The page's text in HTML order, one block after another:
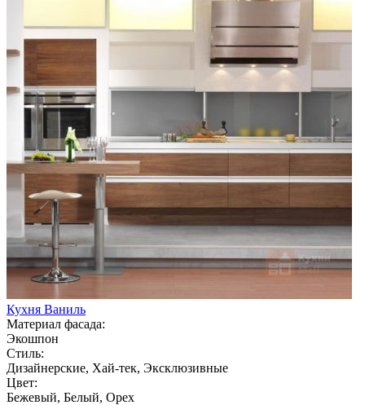
Кухня Ваниль
Материал фасада:
Экошпон
Стиль:
Дизайнерские, Хай-тек, Эксклюзивные
Цвет:
Бежевый, Белый, Орех